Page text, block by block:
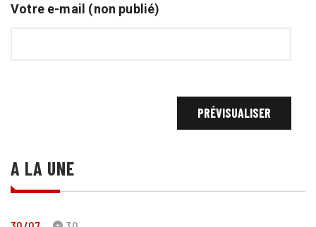
Votre e-mail (non publié)
A LA UNE